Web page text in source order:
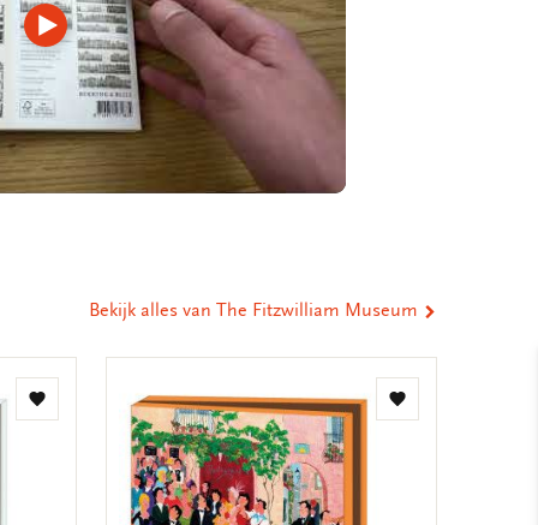
Video
afspelen
Bekijk alles van The Fitzwilliam Museum
Toevoegen
Toevoegen